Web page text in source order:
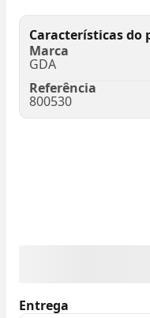
Características do
Marca
GDA
Referência
800530
Entrega